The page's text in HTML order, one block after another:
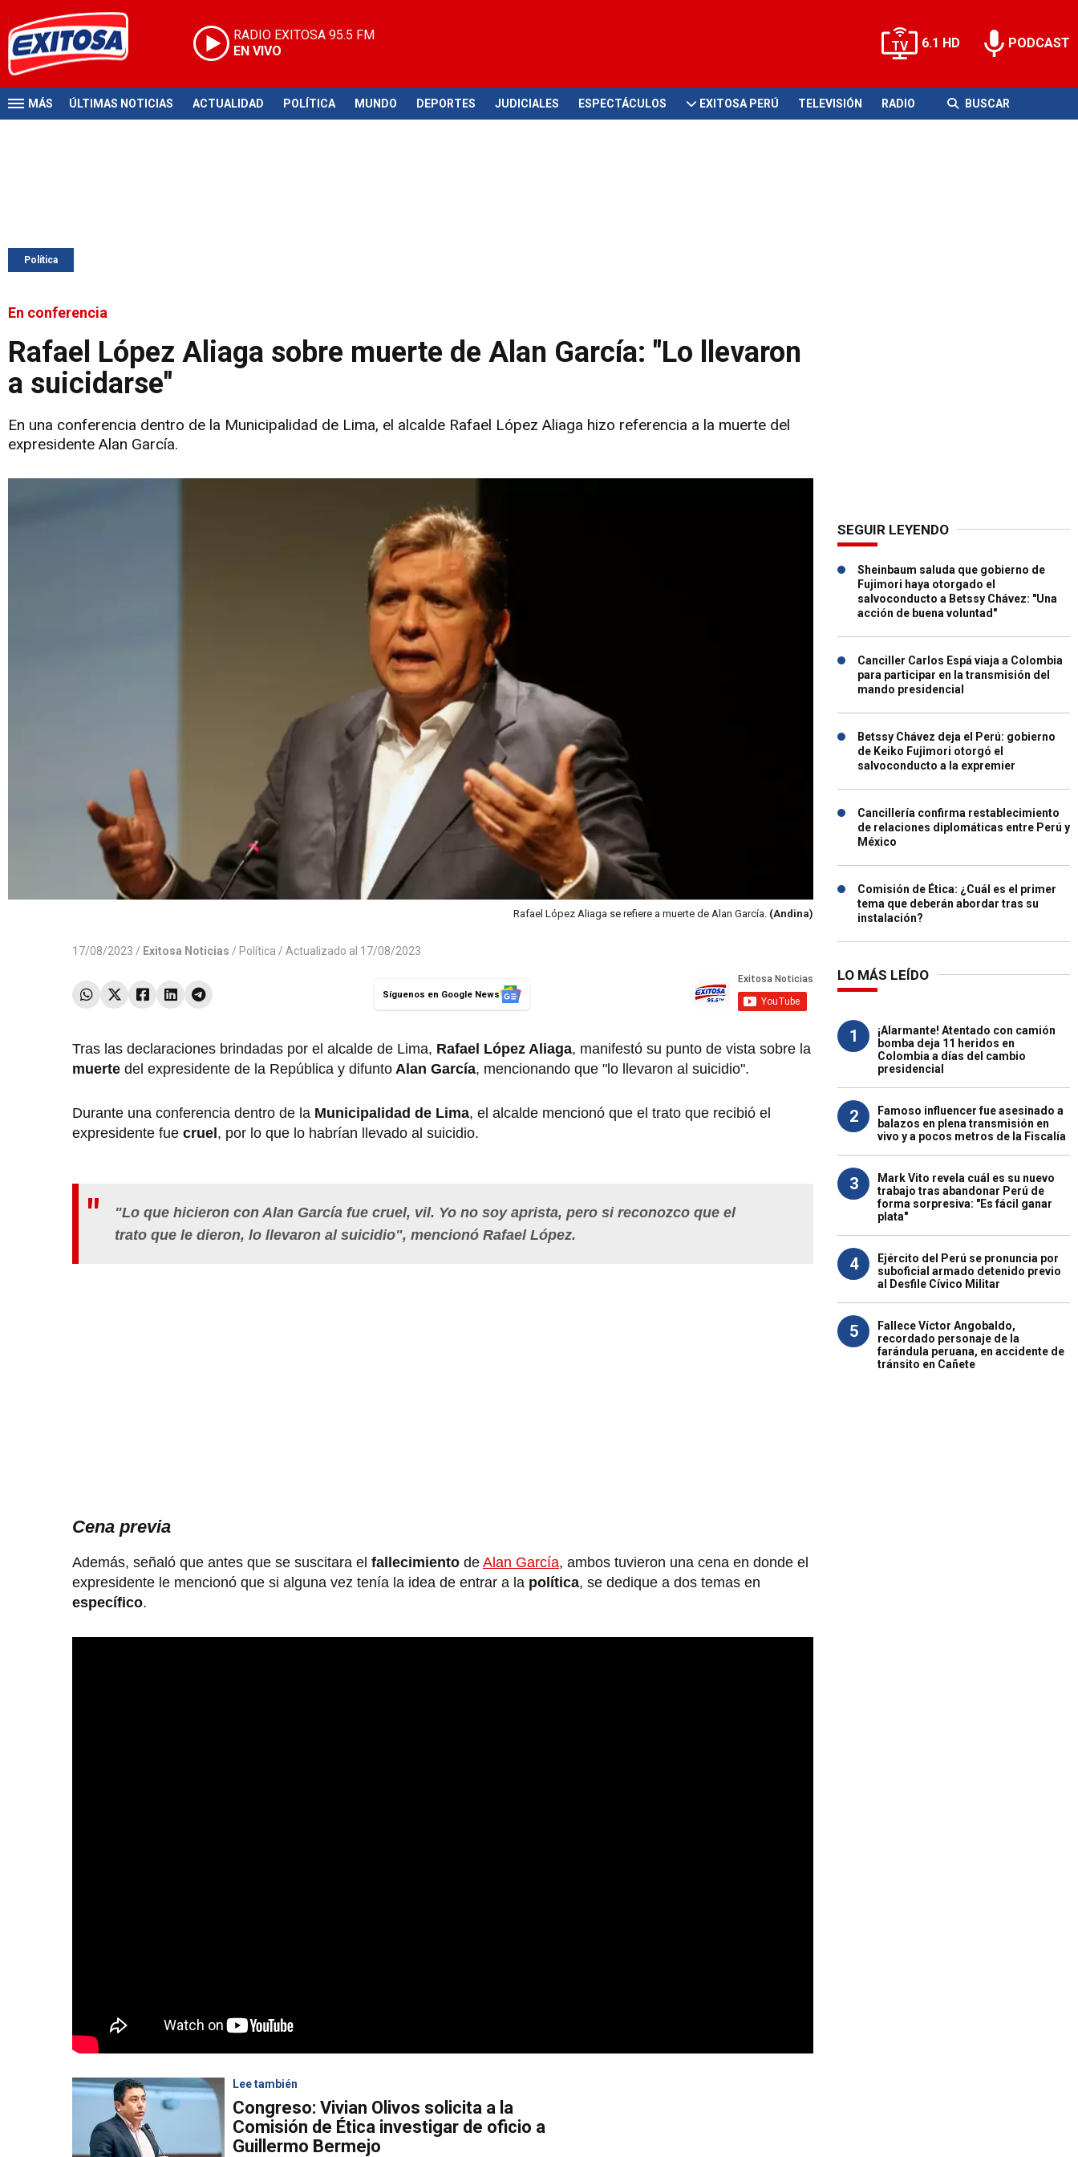
RADIO EXITOSA 95.5 FM
EN VIVO
6.1 HD PODCAST
MÁS ÚLTIMAS NOTICIAS ACTUALIDAD POLÍTICA MUNDO DEPORTES JUDICIALES ESPECTÁCULOS EXITOSA PERÚ TELEVISIÓN RADIO BUSCAR
Política
En conferencia
Rafael López Aliaga sobre muerte de Alan García: "Lo llevaron
a suicidarse"
En una conferencia dentro de la Municipalidad de Lima, el alcalde Rafael López Aliaga hizo referencia a la muerte del
expresidente Alan García.
Rafael López Aliaga se refiere a muerte de Alan García. (Andina)
17/08/2023 / Exitosa Noticias / Política / Actualizado al 17/08/2023
Síguenos en Google News
Tras las declaraciones brindadas por el alcalde de Lima, Rafael López Aliaga, manifestó su punto de vista sobre la
muerte del expresidente de la República y difunto Alan García, mencionando que "lo llevaron al suicidio".
Durante una conferencia dentro de la Municipalidad de Lima, el alcalde mencionó que el trato que recibió el
expresidente fue cruel , por lo que lo habrían llevado al suicidio.
"Lo que hicieron con Alan García fue cruel, vil. Yo no soy aprista, pero si reconozco que el
trato que le dieron, lo llevaron al suicidio", mencionó Rafael López.
Cena previa
Además, señaló que antes que se suscitara el fallecimiento de Alan García, ambos tuvieron una cena en donde el
expresidente le mencionó que si alguna vez tenía la idea de entrar a la política, se dedique a dos temas en
específico.
Lee también
Congreso: Vivian Olivos solicita a la
Comisión de Ética investigar de oficio a
Guillermo Bermejo
SEGUIR LEYENDO
Sheinbaum saluda que gobierno de
Fujimori haya otorgado el
salvoconducto a Betssy Chávez: "Una
acción de buena voluntad"
Canciller Carlos Espá viaja a Colombia
para participar en la transmisión del
mando presidencial
Betssy Chávez deja el Perú: gobierno
de Keiko Fujimori otorgó el
salvoconducto a la expremier
Cancillería confirma restablecimiento
de relaciones diplomáticas entre Perú y
México
Comisión de Ética: ¿Cuál es el primer
tema que deberán abordar tras su
instalación?
LO MÁS LEÍDO
1
¡Alarmante! Atentado con camión
bomba deja 11 heridos en
Colombia a días del cambio
presidencial
2
Famoso influencer fue asesinado a
balazos en plena transmisión en
vivo y a pocos metros de la Fiscalía
3
Mark Vito revela cuál es su nuevo
trabajo tras abandonar Perú de
forma sorpresiva: "Es fácil ganar
plata"
4
Ejército del Perú se pronuncia por
suboficial armado detenido previo
al Desfile Cívico Militar
5
Fallece Víctor Angobaldo,
recordado personaje de la
farándula peruana, en accidente de
tránsito en Cañete